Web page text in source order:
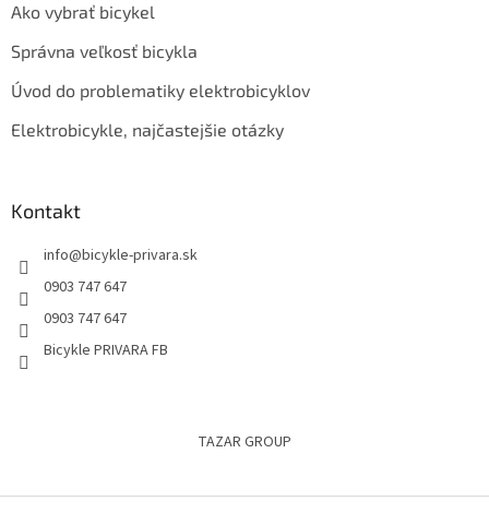
Ako vybrať bicykel
Správna veľkosť bicykla
Úvod do problematiky elektrobicyklov
Elektrobicykle, najčastejšie otázky
Kontakt
info@bicykle-privara.sk
0903 747 647
0903 747 647
Bicykle PRIVARA FB
TAZAR GROUP